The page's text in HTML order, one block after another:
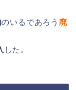
のいるであろう 廃
した。